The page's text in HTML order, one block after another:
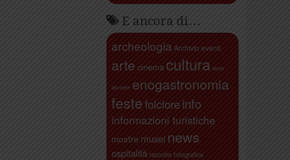
E ancora di…
archeologia Archivio eventi
arte cinema cultura dove
dormire enogastronomia
festefolcloreinfo
informazioni turistiche
mostre musei news
ospitalità raccolta fotografica